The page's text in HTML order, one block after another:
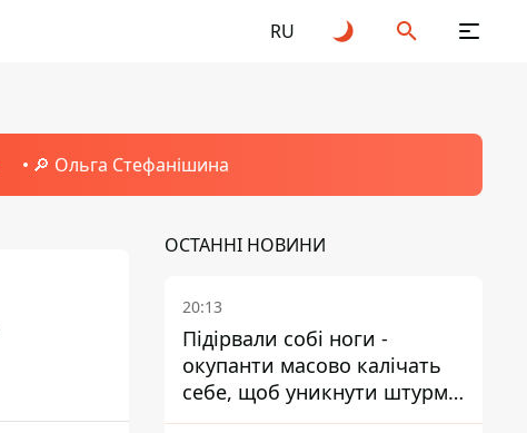
RU
🔎 Ольга Стефанішина
ОСТАННІ НОВИНИ
20:13
Підірвали собі ноги -
окупанти масово калічать
себе, щоб уникнути штурмів
- ГУР